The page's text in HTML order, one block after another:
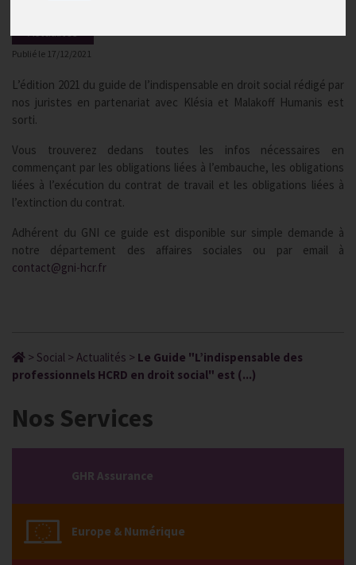
Actualités
Publié le 17/12/2021
L’édition 2021 du guide de l’indispensable en droit social rédigé par
nos juristes en partenariat avec Klésia et Malakoff Humanis est
sorti.
Vous trouverez dedans toutes les infos nécessaires en
commençant par les obligations liées à l’embauche, les obligations
liées à l’exécution du contrat de travail et les obligations liées à
l’extinction du contrat.
Adhérent du GNI ce guide est disponible sur simple demande à
notre département des affaires sociales ou par email à
contact@gni-hcr.fr
> Social > Actualités > Le Guide "L’indispensable des
professionnels HCRD en droit social" est (...)
Nos Services
GHR Assurance
Europe & Numérique